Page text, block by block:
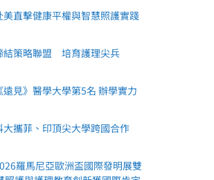
直擊健康平權與智慧照護實踐
結策略聯盟 培育護理尖兵
見》醫學大學第5名 辦學實力
攜菲、印頂尖大學跨國合作
羅馬尼亞歐洲盃國際發明展雙